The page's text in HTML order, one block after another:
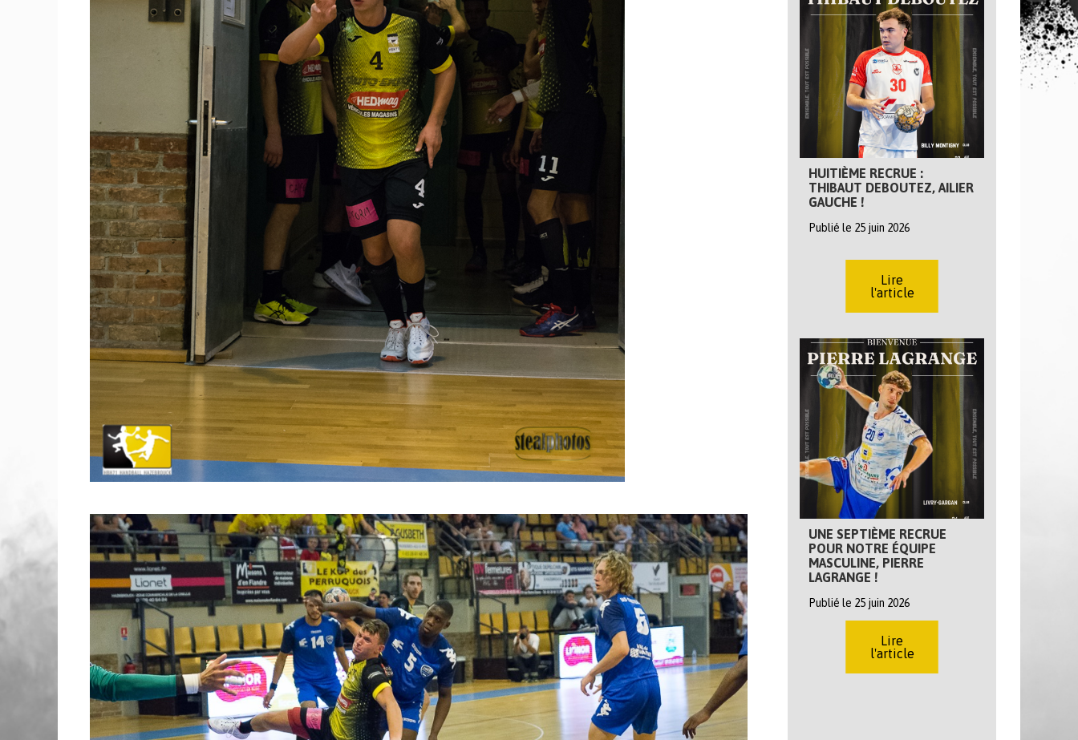
HUITIÈME RECRUE :
THIBAUT DEBOUTEZ, AILIER
GAUCHE !
Publié le 25 juin 2026
Lire
l'article
UNE SEPTIÈME RECRUE
POUR NOTRE ÉQUIPE
MASCULINE, PIERRE
LAGRANGE !
Publié le 25 juin 2026
Lire
l'article